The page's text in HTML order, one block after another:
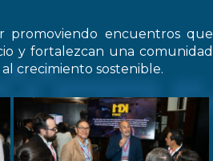
promoviendo encuentros que
y fortalezcan una comunidad
crecimiento sostenible.